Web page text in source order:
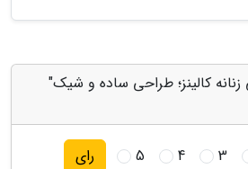
کالینز؛ طراحی ساده و شیک"
3
4
5 رای